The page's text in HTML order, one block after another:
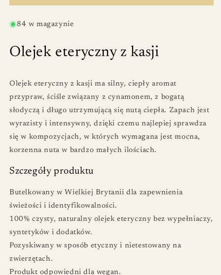
84 w magazynie
Olejek eteryczny z kasji
Olejek eteryczny z kasji ma silny, ciepły aromat
przypraw, ściśle związany z cynamonem, z bogatą
słodyczą i długo utrzymującą się nutą ciepła. Zapach jest
wyrazisty i intensywny, dzięki czemu najlepiej sprawdza
się w kompozycjach, w których wymagana jest mocna,
korzenna nuta w bardzo małych ilościach.
Szczegóły produktu
Butelkowany w Wielkiej Brytanii dla zapewnienia
świeżości i identyfikowalności.
100% czysty, naturalny olejek eteryczny bez wypełniaczy,
syntetyków i dodatków.
Pozyskiwany w sposób etyczny i nietestowany na
zwierzętach.
Produkt odpowiedni dla wegan.